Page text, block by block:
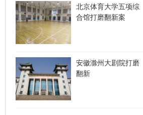
北京体育大学五项综
合馆打磨翻新案
安徽滁州大剧院打磨
翻新